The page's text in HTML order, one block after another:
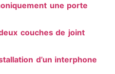
une porte
couches de joint
d’un interphone